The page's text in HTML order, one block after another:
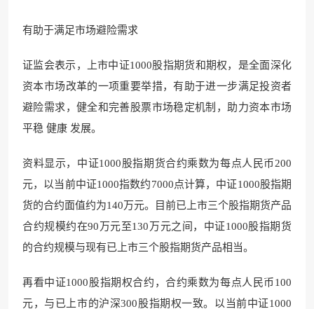
有助于满足市场避险需求
证监会表示，上市中证1000股指期货和期权，是全面深化
资本市场改革的一项重要举措，有助于进一步满足投资者
避险需求，健全和完善股票市场稳定机制，助力资本市场
平稳 健康 发展。
资料显示，中证1000股指期货合约乘数为每点人民币200
元，以当前中证1000指数约7000点计算，中证1000股指期
货的合约面值约为140万元。目前已上市三个股指期货产品
合约规模约在90万元至130万元之间，中证1000股指期货
的合约规模与现有已上市三个股指期货产品相当。
再看中证1000股指期权合约，合约乘数为每点人民币100
元，与已上市的沪深300股指期权一致。以当前中证1000